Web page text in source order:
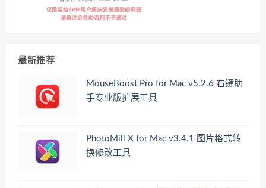
最新推荐
MouseBoost Pro for Mac v5.2.6 右键助
手专业版扩展工具
PhotoMill X for Mac v3.4.1 图片格式转
换修改工具